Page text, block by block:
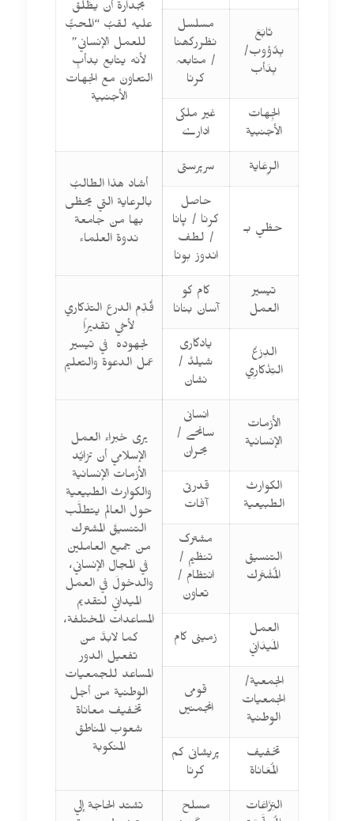
بجدارة أن يطْلَق
عليه لقبُ “المحبُّ
للعمل الإنساني”
لأنه يتابع بدأبٍ
التعاونَ مع الجهات
الأجنبية
تَابَعَ
بِدُؤوب/
بِدَأب
مسلسل
نظررکھنا
/ متابعہ
کرنا
الجِهات
الأجنبية
غیر ملکی
ادارے
الرِعَاية
سرپرستی
أشاد هذا الطالبُ
بالرعاية التي يحظى
بها من جامعة
ندوة العلماء
حظي بـ
حاصل
کرنا / پانا
/ لطف
اندوز ہونا
تيسير
العمل
کام کو
آسان بنانا
قُدِّم الدرع التذكاري
لأخي تقديراً
لجهوده في تيسير
عمل الدعوة والتعليم
الدِرْعُ
التِذْكارِي
یادگاری
شیلڈ /
نشان
الأزمات
الإنسانية
انسانی
سانحے /
بحران
يرى خبراء العمل
الإسلامي أن تزايُد
الأزمات الإنسانية
والكوارث الطبيعية
حول العالم يتطلَّب
التنسيقَ المشترك
من جميع العاملين
في المجال الإنساني،
والدخولَ في العمل
الميداني لتقديم
المساعدات المختلفة،
كما لابدَّ من
تفعيل الدور
المساعد للجمعيات
الوطنية من أجل
تخفيف معاناة
شعوب المناطق
المنكوبة
الكوارث
الطبيعية
قدرتی
آفات
التنسيق
المُشْتَرك
مشترک
تنظیم /
انتظام /
تعاون
العمل
المَيدَاني
زمینی کام
الجمعية/
الجمعيات
الوطنية
قومی
انجمنیں
تخفيف
المُعَاناة
پریشانی کم
کرنا
النِزَاعَات
مسلح
تشتد الحاجة إلي